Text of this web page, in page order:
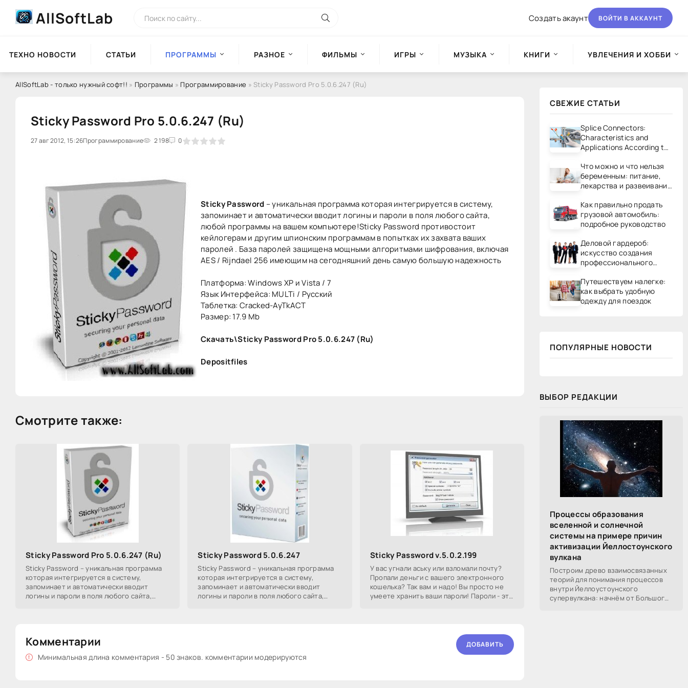
AllSoftLab Создать акаунт ВОЙТИ В АККАУНТ
ТЕХНО НОВОСТИ СТАТЬИ ПРОГРАММЫ РАЗНОЕ ФИЛЬМЫ ИГРЫ МУЗЫКА КНИГИ УВЛЕЧЕНИЯ И ХОББИ
AllSoftLab - только нужный софт!! » Программы » Программирование » Sticky Password Pro 5.0.6.247 (Ru)
Sticky Password Pro 5.0.6.247 (Ru)
27 авг 2012, 15:26Программирование 2 198 0
0 1 2 3 4 5
Sticky Password – уникальная программа которая интегрируется в систему,
запоминает и автоматически вводит логины и пароли в поля любого сайта,
любой программы на вашем компьютере!Sticky Password противостоит
кейлогерам и другим шпионским программам в попытках их захвата ваших
паролей . База паролей защищена мощными алгоритмами шифрования, включая
AES / Rijndael 256 имеющим на сегодняшний день самую большую надежность
Платформа: Windows XP и Vista / 7
Язык Интерфейса: MULTi / Русский
Таблетка: Cracked-AyTkACT
Размер: 17.9 Mb
Скачать\Sticky Password Pro 5.0.6.247 (Ru)
Depositfiles
Смотрите также:
Sticky Password Pro 5.0.6.247 (Ru)
Sticky Password – уникальная программа
которая интегрируется в систему,
запоминает и автоматически вводит
логины и пароли в поля любого сайта,
Sticky Password 5.0.6.247
Sticky Password – уникальная программа
которая интегрируется в систему,
запоминает и автоматически вводит
логины и пароли в поля любого сайта,
Sticky Password v.5.0.2.199
У вас угнали аську или взломали почту?
Пропали деньги с вашего электронного
кошелька? Так вам и надо! Вы просто не
умеете хранить ваши пароли! Пароли - это
Комментарии
Минимальная длина комментария - 50 знаков. комментарии модерируются
ДОБАВИТЬ
СВЕЖИЕ СТАТЬИ
Splice Connectors:
Characteristics and
Applications According to
Что можно и что нельзя
беременным: питание,
лекарства и развеивание
Как правильно продать
грузовой автомобиль:
подробное руководство
Деловой гардероб:
искусство создания
профессионального
Путешествуем налегке:
как выбрать удобную
одежду для поездок
ПОПУЛЯРНЫЕ НОВОСТИ
ВЫБОР РЕДАКЦИИ
Процессы образования
вселенной и солнечной
системы на примере причин
активизации Йеллостоунского
вулкана
Построим древо взаимосвязанных
теорий для понимания процессов
внутри Йеллоустоунского
супервулкана: начнём от Большого